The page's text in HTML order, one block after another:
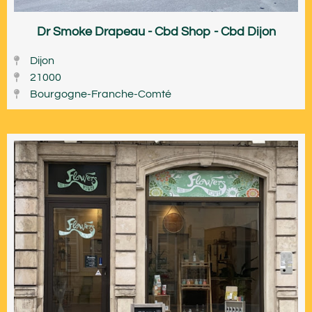
Dr Smoke Drapeau - Cbd Shop - Cbd Dijon
Dijon
21000
Bourgogne-Franche-Comté